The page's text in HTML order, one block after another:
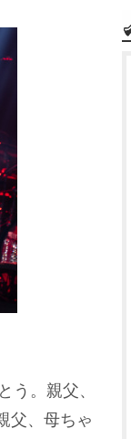
う。親父、
父、母ちゃ